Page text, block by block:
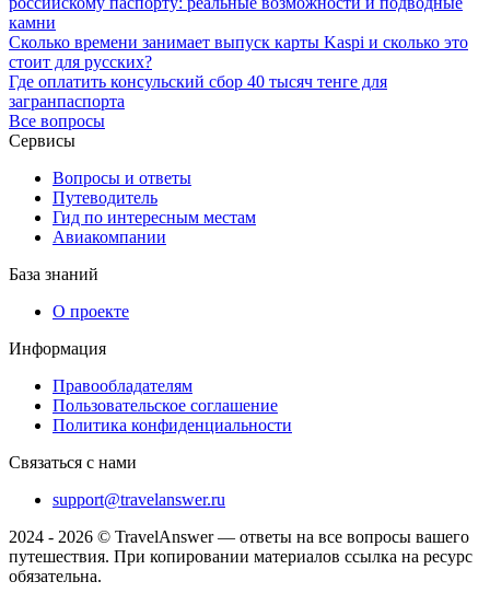
камни
Сколько времени занимает выпуск карты Kaspi и сколько это
стоит для русских?
Где оплатить консульский сбор 40 тысяч тенге для
загранпаспорта
Все вопросы
Сервисы
Вопросы и ответы
Путеводитель
Гид по интересным местам
Авиакомпании
База знаний
О проекте
Информация
Правообладателям
Пользовательское соглашение
Политика конфиденциальности
Связаться с нами
support@travelanswer.ru
2024 - 2026 © TravelAnswer — ответы на все вопросы вашего
путешествия. При копировании материалов ссылка на ресурс
обязательна.